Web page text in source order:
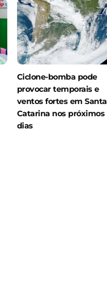
Ciclone-bomba pode
provocar temporais e
ventos fortes em Santa
Catarina nos próximos
dias